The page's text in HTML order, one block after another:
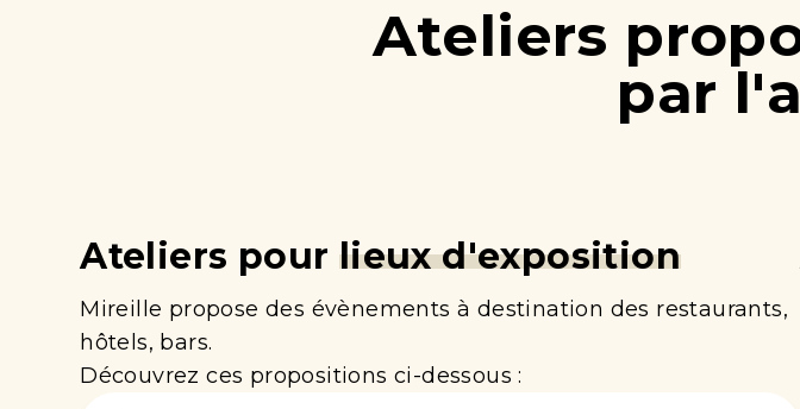
Ateliers
par
Ateliers pour lieux d'exposition
Mireille propose des évènements à destination des restaurants,
hôtels, bars.
Découvrez ces propositions ci-dessous :